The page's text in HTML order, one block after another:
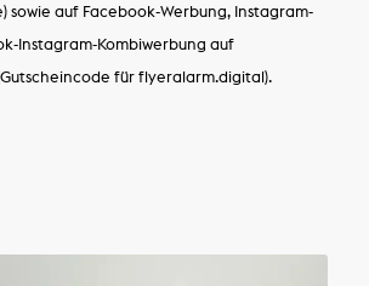
sowie auf Facebook-Werbung, Instagram-
Instagram-Kombiwerbung auf
für flyeralarm.digital).